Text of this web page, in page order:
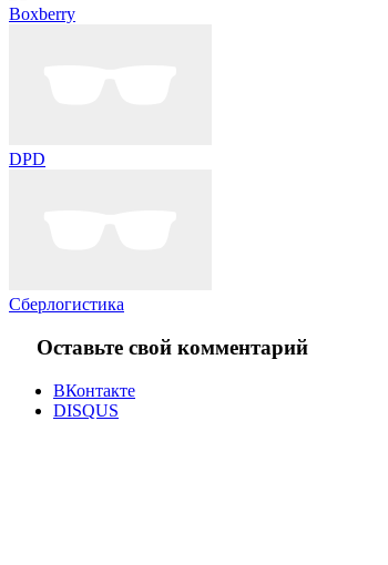
Boxberry
DPD
Сберлогистика
Оставьте свой комментарий
ВКонтакте
DISQUS